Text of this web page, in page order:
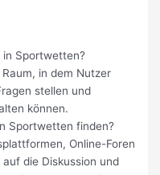
in Sportwetten?
in dem Nutzer
stellen und
können.
Sportwetten finden?
Online-Foren
die Diskussion und